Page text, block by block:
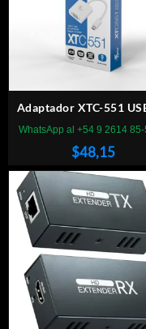
Adaptador XTC-551
VGA HEMBRA
$48,15
WhatsApp al +54 9 2614